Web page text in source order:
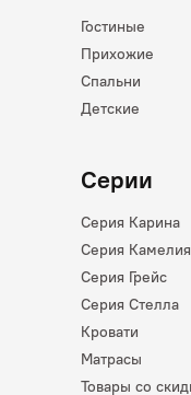
Гостиные
Прихожие
Спальни
Детские
Серии
Серия Карина
Серия Камелия
Серия Грейс
Серия Стелла
Кровати
Матрасы
Товары со